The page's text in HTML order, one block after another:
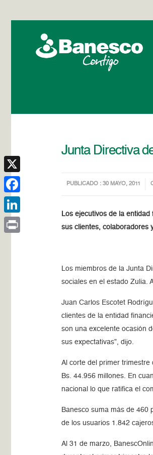
Junta Directiva
PUBLICADO : 30 MAYO, 2011
Los ejecutivos de la
sus clientes, colaboradores
Los miembros de la Junta
sociales en el estado Zulia.
Juan Carlos Escotet
clientes de la entidad
son una excelente ocasión
sus expectativas”, dijo.
Al corte del primer trimestre
Bs. 44.956 millones. En
nacional lo que ratifica el
Banesco suma más de 460
de los usuarios 1.842
Al 31 de marzo,
X
Facebook
LinkedIn